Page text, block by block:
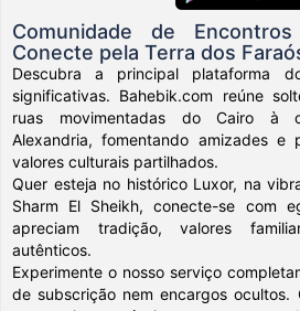
Comunidade de
Conecte pela Terra dos
Descubra a principal plataforma
significativas. Bahebik.com reúne
ruas movimentadas do Cairo à
Alexandria, fomentando amizades e
valores culturais partilhados.
Quer esteja no histórico Luxor, na
Sharm El Sheikh, conecte-se com
apreciam tradição, valores
autênticos.
Experimente o nosso serviço
de subscrição nem encargos